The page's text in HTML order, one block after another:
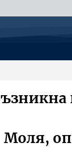
Моля,